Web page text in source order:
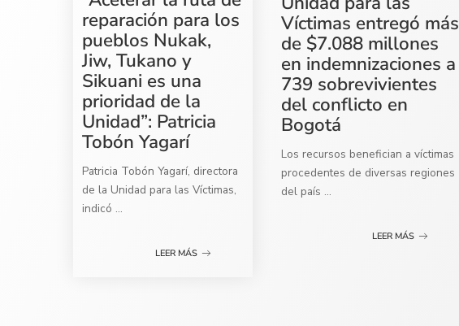
reparación para los
pueblos Nukak,
Jiw, Tukano y
Sikuani es una
prioridad de la
Unidad”: Patricia
Tobón Yagarí
Patricia Tobón Yagarí, directora
de la Unidad para las Víctimas,
indicó ...
LEER MÁS
Víctimas entregó más
de $7.088 millones
en indemnizaciones a
739 sobrevivientes
del conflicto en
Bogotá
Los recursos benefician a víctimas
procedentes de diversas regiones
del país ...
LEER MÁS